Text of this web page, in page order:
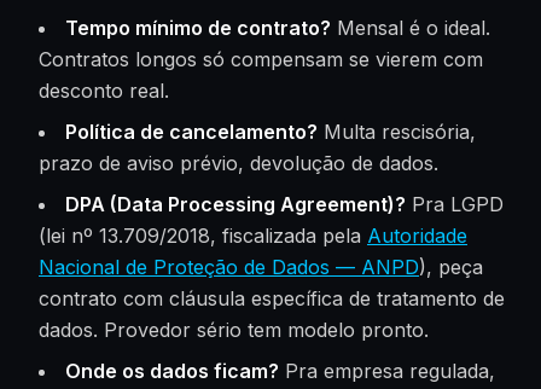
Tempo mínimo de contrato? Mensal é o ideal.
Contratos longos só compensam se vierem com
desconto real.
Política de cancelamento? Multa rescisória,
prazo de aviso prévio, devolução de dados.
DPA (Data Processing Agreement)? Pra LGPD
(lei nº 13.709/2018, fiscalizada pela Autoridade
Nacional de Proteção de Dados — ANPD), peça
contrato com cláusula específica de tratamento de
dados. Provedor sério tem modelo pronto.
Onde os dados ficam? Pra empresa regulada,